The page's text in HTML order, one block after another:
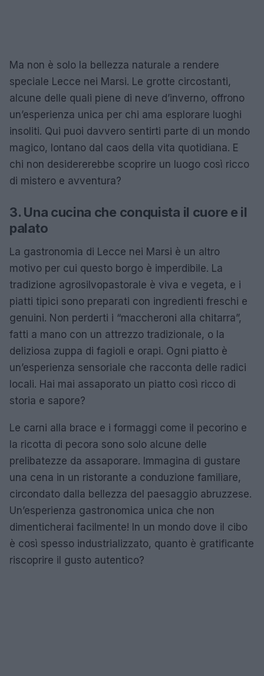
Ma non è solo la bellezza naturale a rendere
speciale Lecce nei Marsi. Le grotte circostanti,
alcune delle quali piene di neve d’inverno, offrono
un’esperienza unica per chi ama esplorare luoghi
insoliti. Qui puoi davvero sentirti parte di un mondo
magico, lontano dal caos della vita quotidiana. E
chi non desidererebbe scoprire un luogo così ricco
di mistero e avventura?
3. Una cucina che conquista il cuore e il
palato
La gastronomia di Lecce nei Marsi è un altro
motivo per cui questo borgo è imperdibile. La
tradizione agrosilvopastorale è viva e vegeta, e i
piatti tipici sono preparati con ingredienti freschi e
genuini. Non perderti i “maccheroni alla chitarra”,
fatti a mano con un attrezzo tradizionale, o la
deliziosa zuppa di fagioli e orapi. Ogni piatto è
un’esperienza sensoriale che racconta delle radici
locali. Hai mai assaporato un piatto così ricco di
storia e sapore?
Le carni alla brace e i formaggi come il pecorino e
la ricotta di pecora sono solo alcune delle
prelibatezze da assaporare. Immagina di gustare
una cena in un ristorante a conduzione familiare,
circondato dalla bellezza del paesaggio abruzzese.
Un’esperienza gastronomica unica che non
dimenticherai facilmente! In un mondo dove il cibo
è così spesso industrializzato, quanto è gratificante
riscoprire il gusto autentico?